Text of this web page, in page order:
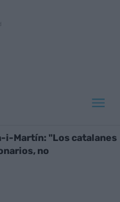
i-Martín: "Los catalanes
no